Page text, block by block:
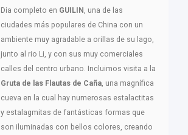
Dia completo en GUILIN , una de las
ciudades más populares de China con un
ambiente muy agradable a orillas de su lago,
junto al rio Li, y con sus muy comerciales
calles del centro urbano. Incluimos visita a la
Gruta de las Flautas de Caña, una magnífica
cueva en la cual hay numerosas estalactitas
y estalagmitas de fantásticas formas que
son iluminadas con bellos colores, creando